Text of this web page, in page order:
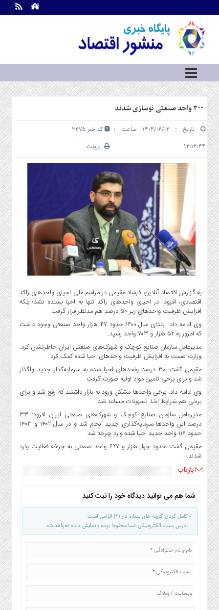
اطلاعات
تماس
ما
درباره
ما
سرویس
ها
بازار
سرمایه
و
بورس
و
شهری
گاز
و
پتروشیمی
صنعت
و
خودرو
استارت
آپ
و
فن
آوری
بانک
،
بیمه
و
ارز
دیجیتال
کشاورزی
و
صنایع
غذایی
سیاسی
و
بین
الملل
روز
۳۰۰ واحد صنعتی نوسازی شدند
تاریخ : ۱۴۰۳/۰۴/۰۴ ساعت :
۱۲:۱۲:۴۴
کد خبر 3475
پرینت
به گزارش اقتصاد آنلاین، فرشاد مقیمی در مراسم ملی احیای واحدهای راکد
اقتصادی، افزود: در احیای واحدهای راکد تنها به احیا بسنده نشد؛ بلکه
افزایش ظرفیت واحدهای زیر ۵۰ درصد هم مدنظر قرار گرفت.
وی ادامه داد: ابتدای سال ۱۴۰۰ حدود ۴۷ هزار واحد صنعتی وجود داشت
که امروز به ۵۲ هزار و ۷۰۳ واحد رسید.
مدیرعامل سازمان صنایع کوچک و شهرک‌های صنعتی ایران خاطرنشان کرد:
وزارت صمت به افزایش ظرفیت واحدهای احیا شده کمک کرد.
مقیمی گفت: ۳۰ درصد واحدهای احیا شده به سرمایه‌گذار جدید واگذار
شد و برای برخی تامین مواد اولیه صورت گرفت.
وی ادامه داد: برخی واحدها مشکل ورود به بازار داشتند که رفع شد و برای
برخی هم شرایط اخذ تسهیلات مساعد شد.
مدیرعامل سازمان صنایع کوچک و شهرک‌های صنعتی ایران افزود: ۳۳
درصد این واحدها سرمایه‌گذاری جدید انجام شد و در سال ۱۴۰۲ و ۱۴۰۳
حدود ۱۱۶ واحد جدید احیا شده وارد چرخه شد.
مقیمی گفت: حدود چهار هزار و ۶۲۷ واحد صنعتی به چرخه فعالیت وارد
شدند.
بازتاب
شما هم می توانید دیدگاه خود را ثبت کنید
- کامل کردن گزینه های ستاره دار (*) الزامی است
- آدرس پست الکترونیکی شما محفوظ بوده و نمایش داده نخواهد شد